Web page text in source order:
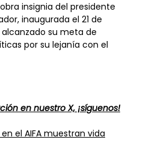
insignia del presidente
inaugurada el 21 de
su meta de
por su lejanía con el
en nuestro X, ¡síguenos!
el AIFA muestran vida